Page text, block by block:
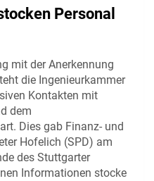
Personal
mit der Anerkennung
die Ingenieurkammer
Kontakten mit
dem
Dies gab Finanz- und
Hofelich (SPD) am
des Stuttgarter
Informationen stocke